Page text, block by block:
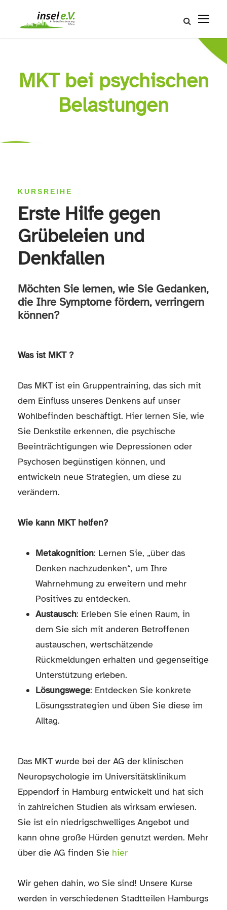
MKT bei psychischen
Belastungen
KURSREIHE
Erste Hilfe gegen
Grübeleien und
Denkfallen
Möchten Sie lernen, wie Sie Gedanken,
die Ihre Symptome fördern, verringern
können?
Was ist MKT ?
Das MKT ist ein Gruppentraining, das sich mit
dem Einfluss unseres Denkens auf unser
Wohlbefinden beschäftigt. Hier lernen Sie, wie
Sie Denkstile erkennen, die psychische
Beeinträchtigungen wie Depressionen oder
Psychosen begünstigen können, und
entwickeln neue Strategien, um diese zu
verändern.
Wie kann MKT helfen?
Metakognition: Lernen Sie, „über das
Denken nachzudenken“, um Ihre
Wahrnehmung zu erweitern und mehr
Positives zu entdecken.
Austausch: Erleben Sie einen Raum, in
dem Sie sich mit anderen Betroffenen
austauschen, wertschätzende
Rückmeldungen erhalten und gegenseitige
Unterstützung erleben.
Lösungswege: Entdecken Sie konkrete
Lösungsstrategien und üben Sie diese im
Alltag.
Das MKT wurde bei der AG der klinischen
Neuropsychologie im Universitätsklinikum
Eppendorf in Hamburg entwickelt und hat sich
in zahlreichen Studien als wirksam erwiesen.
Sie ist ein niedrigschwelliges Angebot und
kann ohne große Hürden genutzt werden. Mehr
über die AG finden Sie hier
Wir gehen dahin, wo Sie sind! Unsere Kurse
werden in verschiedenen Stadtteilen Hamburgs